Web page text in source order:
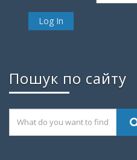
Пошук по сайту